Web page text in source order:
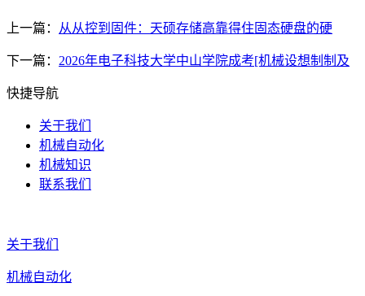
上一篇： 从从控到固件：天硕存储高靠得住固态硬盘的硬
下一篇： 2026年电子科技大学中山学院成考[机械设想制制及
快捷导航
关于我们
机械自动化
机械知识
联系我们
关于我们
机械自动化